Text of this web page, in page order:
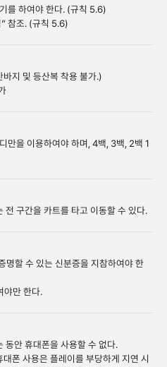
를 하여야 한다. (규칙 5.6)
참조. (규칙 5.6)
바지 및 등산복 착용 불가.)
만을 이용하여야 하며, 4백, 3백, 2백 1
전 구간을 카트를 타고 이동할 수 있다.
명할 수 있는 신분증을 지참하여야 한
야만 한다.
동안 휴대폰을 사용할 수 없다.
폰 사용은 플레이를 부당하게 지연 시